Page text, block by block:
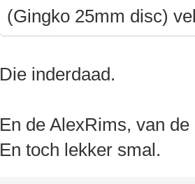
(Gingko 25mm disc)
Die inderdaad.
En de AlexRims, van
En toch lekker smal.